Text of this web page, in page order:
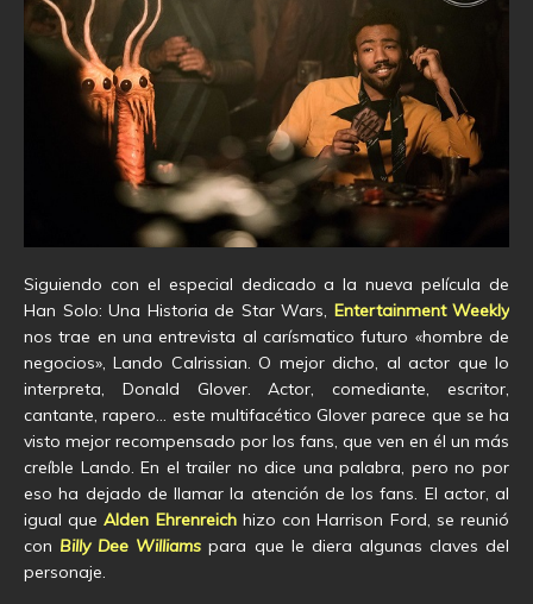
Siguiendo con el especial dedicado a la nueva película de
Han Solo: Una Historia de Star Wars, Entertainment Weekly
nos trae en una entrevista al carísmatico futuro «hombre de
negocios», Lando Calrissian. O mejor dicho, al actor que lo
interpreta, Donald Glover. Actor, comediante, escritor,
cantante, rapero… este multifacético Glover parece que se ha
visto mejor recompensado por los fans, que ven en él un más
creíble Lando. En el trailer no dice una palabra, pero no por
eso ha dejado de llamar la atención de los fans. El actor, al
igual queAlden Ehrenreichhizo con Harrison Ford, se reunió
con Billy Dee Williams para que le diera algunas claves del
personaje.